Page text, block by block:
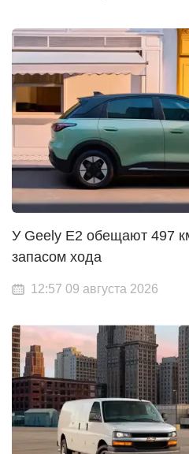
У Geely E2 обещают 497
запасом хода
12:57 09 августа 2026